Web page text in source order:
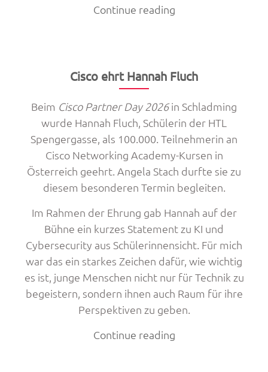
Continue reading„Shecurity
HTL
Cisco ehrt Hannah Fluch
Beim Cisco Partner Day 2026in Schladming
wurde Hannah Fluch, Schülerin der HTL
Spengergasse, als 100.000. Teilnehmerin an
Cisco Networking Academy-Kursen in
Österreich geehrt. Angela Stach durfte sie zu
diesem besonderen Termin begleiten.
Im Rahmen der Ehrung gab Hannah auf der
Bühne ein kurzes Statement zu KI und
Cybersecurity aus Schülerinnensicht. Für mich
war das ein starkes Zeichen dafür, wie wichtig
es ist, junge Menschen nicht nur für Technik zu
begeistern, sondern ihnen auch Raum für ihre
Perspektiven zu geben.
Continue reading„Cisco